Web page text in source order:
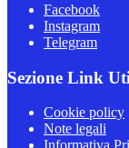
Facebook
Instagram
Telegram
Sezione Link
Cookie policy
Note legali